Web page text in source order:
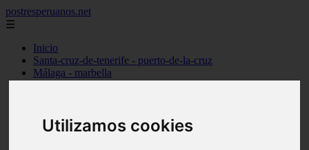
Utilizamos cookies
postresperuanos.net
☰
Inicio
Santa-cruz-de-tenerife - puerto-de-la-cruz
Málaga - marbella
Barcelona - l39hospitalet-de-llobregat
Madrid - torrejón-de-ardoz